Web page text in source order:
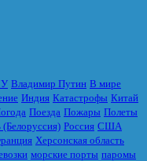
Владимир Путин В мире
Индия Катастрофы Китай
Поезда Пожары Полеты
(Белоруссия) Россия США
Херсонская область
морские порты паромы